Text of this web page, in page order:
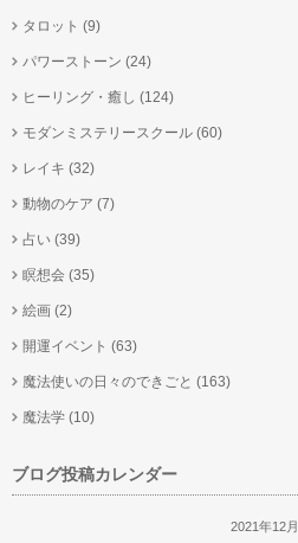
タロット (9)
パワーストーン (24)
ヒーリング・癒し (124)
モダンミステリースクール (60)
レイキ (32)
動物のケア (7)
占い (39)
瞑想会 (35)
絵画 (2)
開運イベント (63)
魔法使いの日々のできごと (163)
魔法学 (10)
ブログ投稿カレンダー
2021年12月